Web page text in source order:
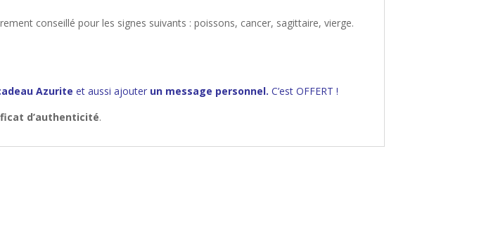
conseillé pour les signes suivants : poissons, cancer, sagittaire, vierge.
Azurite et aussi ajouter un message personnel.C’est OFFERT !
d’authenticité.